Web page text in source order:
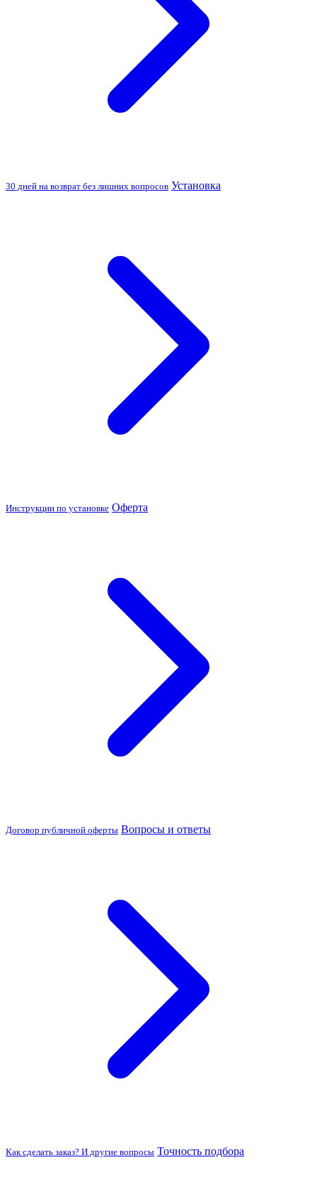
30 дней на возврат без лишних вопросов Установка
Инструкции по установке Оферта
Договор публичной оферты Вопросы и ответы
Как сделать заказ? И другие вопросы Точность подбора